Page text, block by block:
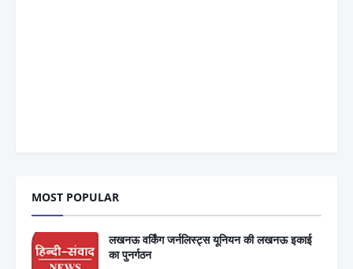
MOST POPULAR
लखनऊ वर्किंग जर्नलिस्ट्स यूनियन की लखनऊ इकाई
का पुनर्गठन